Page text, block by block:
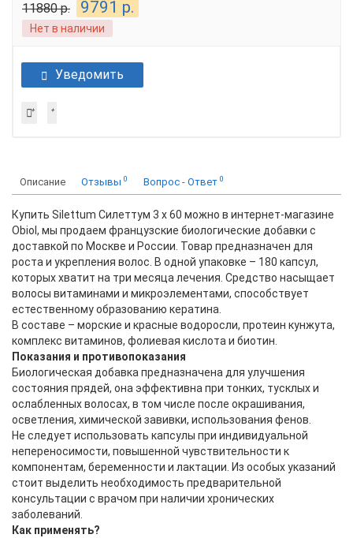
11880 р. 9791 р.
Нет в наличии
Уведомить
Описание Отзывы 0 Вопрос - Ответ 0
Купить Silettum Силеттум 3 x 60 можно в интернет-магазине
Obiol, мы продаем французские биологические добавки с
доставкой по Москве и России. Товар предназначен для
роста и укрепления волос. В одной упаковке – 180 капсул,
которых хватит на три месяца лечения. Средство насыщает
волосы витаминами и микроэлементами, способствует
естественному образованию кератина.
В составе – морские и красные водоросли, протеин кунжута,
комплекс витаминов, фолиевая кислота и биотин.
Показания и противопоказания
Биологическая добавка предназначена для улучшения
состояния прядей, она эффективна при тонких, тусклых и
ослабленных волосах, в том числе после окрашивания,
осветления, химической завивки, использования фенов.
Не следует использовать капсулы при индивидуальной
непереносимости, повышенной чувствительности к
компонентам, беременности и лактации. Из особых указаний
стоит выделить необходимость предварительной
консультации с врачом при наличии хронических
заболеваний.
Как применять?